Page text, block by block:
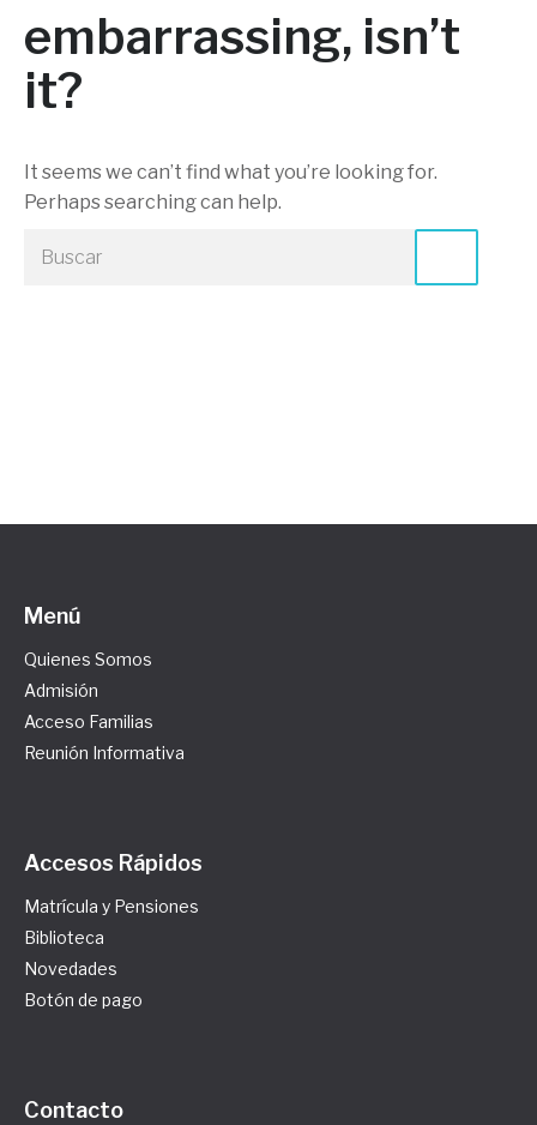
embarrassing, isn’t
it?
It seems we can’t find what you’re looking for.
Perhaps searching can help.
Menú
Quienes Somos
Admisión
Acceso Familias
Reunión Informativa
Accesos Rápidos
Matrícula y Pensiones
Biblioteca
Novedades
Botón de pago
Contacto